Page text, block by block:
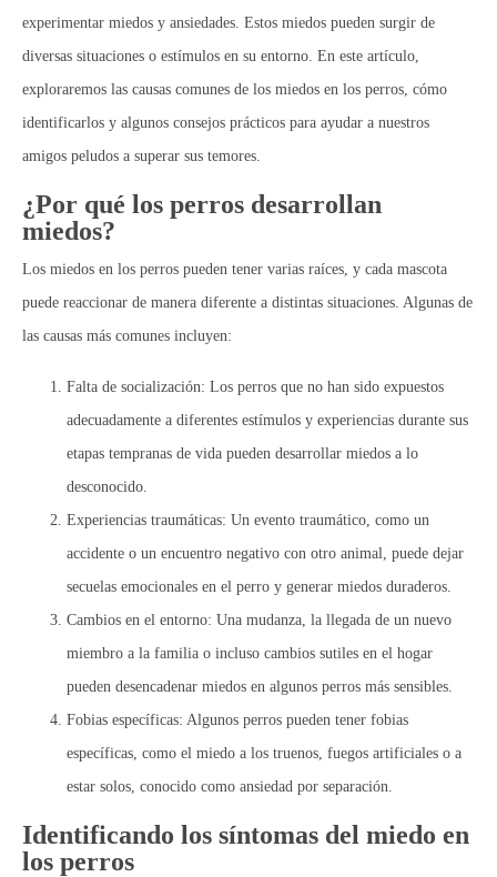
experimentar miedos y ansiedades. Estos miedos pueden surgir de
diversas situaciones o estímulos en su entorno. En este artículo,
exploraremos las causas comunes de los miedos en los perros, cómo
identificarlos y algunos consejos prácticos para ayudar a nuestros
amigos peludos a superar sus temores.
¿Por qué los perros desarrollan
miedos?
Los miedos en los perros pueden tener varias raíces, y cada mascota
puede reaccionar de manera diferente a distintas situaciones. Algunas de
las causas más comunes incluyen:
Falta de socialización: Los perros que no han sido expuestos
adecuadamente a diferentes estímulos y experiencias durante sus
etapas tempranas de vida pueden desarrollar miedos a lo
desconocido.
Experiencias traumáticas: Un evento traumático, como un
accidente o un encuentro negativo con otro animal, puede dejar
secuelas emocionales en el perro y generar miedos duraderos.
Cambios en el entorno: Una mudanza, la llegada de un nuevo
miembro a la familia o incluso cambios sutiles en el hogar
pueden desencadenar miedos en algunos perros más sensibles.
Fobias específicas: Algunos perros pueden tener fobias
específicas, como el miedo a los truenos, fuegos artificiales o a
estar solos, conocido como ansiedad por separación.
Identificando los síntomas del miedo en
los perros